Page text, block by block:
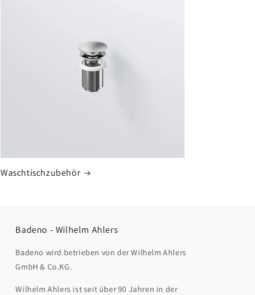
Waschtischzubehör
Badeno - Wilhelm Ahlers
Badeno wird betrieben von der Wilhelm Ahlers
GmbH & Co.KG.
Wilhelm Ahlers ist seit über 90 Jahren in der